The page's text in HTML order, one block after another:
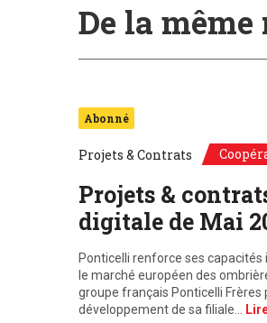
De la
Abonné
Projets & Contrats
Projets &
digitale de Mai
Ponticelli renforce ses
le marché européen des
groupe français Ponticelli Frères
développement de sa filiale…